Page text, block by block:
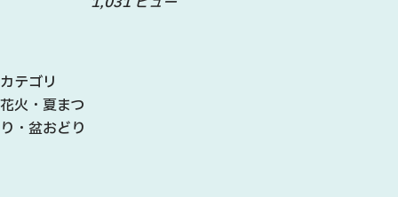
カテゴリ
花火・夏まつ
り・盆おどり